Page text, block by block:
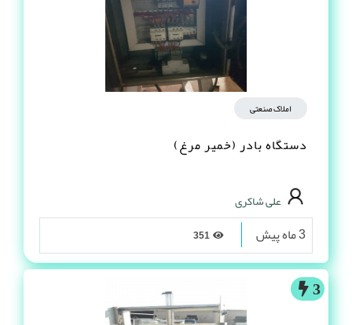
املاک صنعتی
دستگاه بادر (خمیر مرغ)
علی شاکری
3 ماه پیش
3